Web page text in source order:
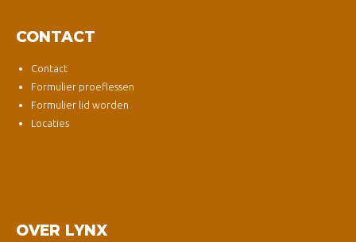
CONTACT
Contact
Formulier proeflessen
Formulier lid worden
Locaties
OVER LYNX